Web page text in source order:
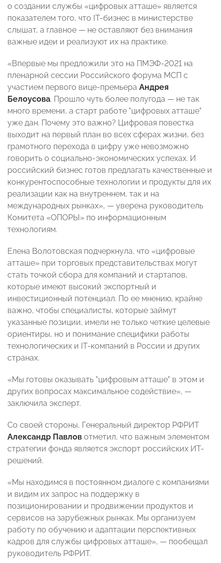
о создании службы «цифровых атташе» является
показателем того, что IT-бизнес в министерстве
слышат, а главное — не оставляют без внимания
важные идеи и реализуют их на практике.
«Впервые мы предложили это на ПМЭФ-2021 на
пленарной сессии Российского форума МСП с
участием первого вице-премьера Андрея
Белоусова. Прошло чуть более полугода — не так
много времени, а старт работе "цифровых атташе"
уже дан. Почему это важно? Цифровая повестка
выходит на первый план во всех сферах жизни, без
грамотного перехода в цифру уже невозможно
говорить о социально-экономических успехах. И
российский бизнес готов предлагать качественные и
конкурентоспособные технологии и продукты для их
реализации как на внутреннем, так и на
международных рынках», — уверена руководитель
Комитета «ОПОРЫ» по информационным
технологиям.
Елена Волотовская подчеркнула, что «цифровые
атташе» при торговых представительствах могут
стать точкой сбора для компаний и стартапов,
которые имеют высокий экспортный и
инвестиционный потенциал. По ее мнению, крайне
важно, чтобы специалисты, которые займут
указанные позиции, имели не только четкие целевые
ориентиры, но и понимание специфики работы
технологических и IT-компаний в России и других
странах.
«Мы готовы оказывать "цифровым атташе" в этом и
других вопросах максимальное содействие», —
заключила эксперт.
Со своей стороны, Генеральный директор РФРИТ
Александр Павлов отметил, что важным элементом
стратегии фонда является экспорт российских ИТ-
решений.
«Мы находимся в постоянном диалоге с компаниями
и видим их запрос на поддержку в
позиционировании и продвижении продуктов и
сервисов на зарубежных рынках. Мы организуем
работу по обучению и адаптации перспективных
кадров для службы цифровых атташе», — пообещал
руководитель РФРИТ.